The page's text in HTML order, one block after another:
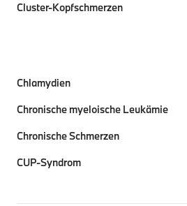
Cluster-Kopfschmerzen
Chlamydien
Chronische myeloische Leukämie
Chronische Schmerzen
CUP-Syndrom